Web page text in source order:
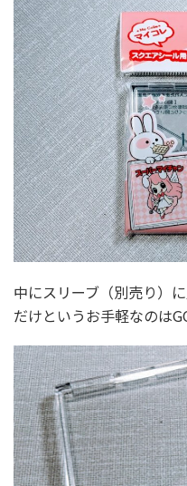
中にスリーブ（別売り）
だけというお手軽なのは